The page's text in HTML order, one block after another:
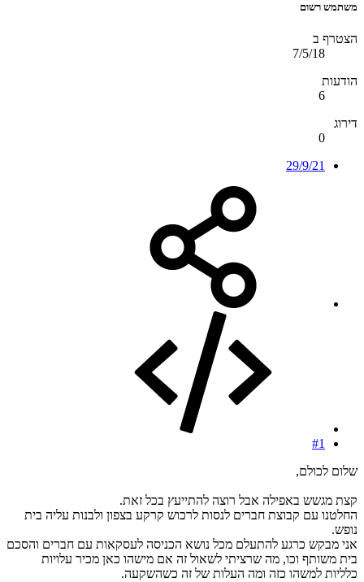
משתמש רשום
הצטרף ב
7/5/18
הודעות
6
דירוג
0
29/9/21
#1
שלום לכולם,
קצת מגשש באפילה אבל רוצה להתייעץ בכל זאת.
החלטנו עם קבוצת חברים לנסות לרכוש קרקע בצפון ולבנות עליה בית
נופש.
אני מבקש כרגע להתעלם מכל נושא הכניסה לעסקאות עם חברים והסכם
בית משותף וכו, מה שרציתי לשאול זה אם מישהו כאן מכיר עלויות
כלליות למשהו כזה ומה העלות של זה כשהשקעה.